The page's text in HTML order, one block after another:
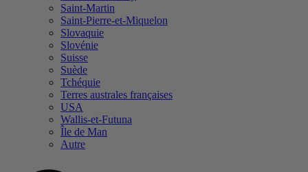
Saint-Martin
Saint-Pierre-et-Miquelon
Slovaquie
Slovénie
Suisse
Suède
Tchéquie
Terres australes françaises
USA
Wallis-et-Futuna
Île de Man
Autre